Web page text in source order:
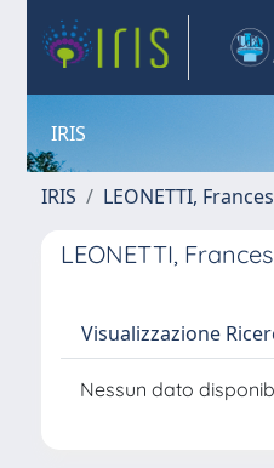
IRIS
IRIS LEONETTI,
LEONETTI,
Visualizzazione
Nessun dato